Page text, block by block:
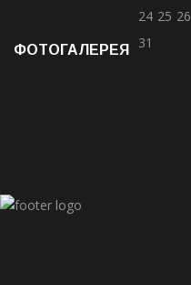
24 25 26
31
ФОТОГАЛЕРЕЯ